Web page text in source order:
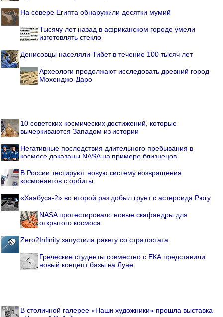
На севере Египта обнаружили десятки мумий
Тысячу лет назад в африканском городе умели
изготовлять стекло
Денисовцы населяли Тибет в течение 100 тысяч лет
Археологи продолжают исследовать древний город
Мохенджо-Даро
10 советских космических достижений, которые
вычеркиваются Западом из истории
Негативные последствия длительного пребывания в
космосе доказаны NASA на примере близнецов
В России тестируют новую систему возвращения
космонавтов с орбиты
«Хаябуса-2» во второй раз добыл грунт с астероида Рюгу
NASA протестировало новые скафандры для
открытого космоса
Zero2Infinity запустила ракету со стратостата
Греческие студенты совместно с ЕКА представили
новый концепт базы на Луне
В столичной галерее «Наши художники» прошла выставка